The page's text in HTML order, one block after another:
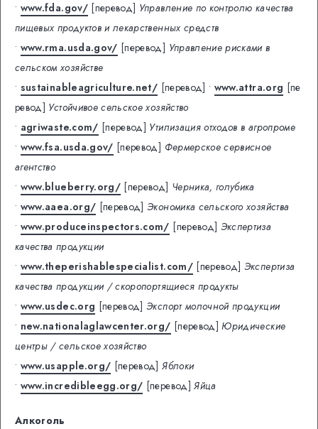
• www.fda.gov/ [перевод] Управление по контролю качества
пищевых продуктов и лекарственных средств
• www.rma.usda.gov/ [перевод] Управление рисками в
сельском хозяйстве
• sustainableagriculture.net/ [перевод] • www.attra.org [пе
ревод] Устойчивое сельское хозяйство
• agriwaste.com/ [перевод] Утилизация отходов в агропроме
• www.fsa.usda.gov/ [перевод] Фермерское сервисное
агентство
• www.blueberry.org/ [перевод] Черника, голубика
• www.aaea.org/ [перевод] Экономика сельского хозяйства
• www.produceinspectors.com/ [перевод] Экспертиза
качества продукции
• www.theperishablespecialist.com/ [перевод] Экспертиза
качества продукции / скоропортящиеся продукты
• www.usdec.org [перевод] Экспорт молочной продукции
• new.nationalaglawcenter.org/ [перевод] Юридические
центры / сельское хозяйство
• www.usapple.org/ [перевод] Яблоки
• www.incredibleegg.org/ [перевод] Яйца
Алкоголь